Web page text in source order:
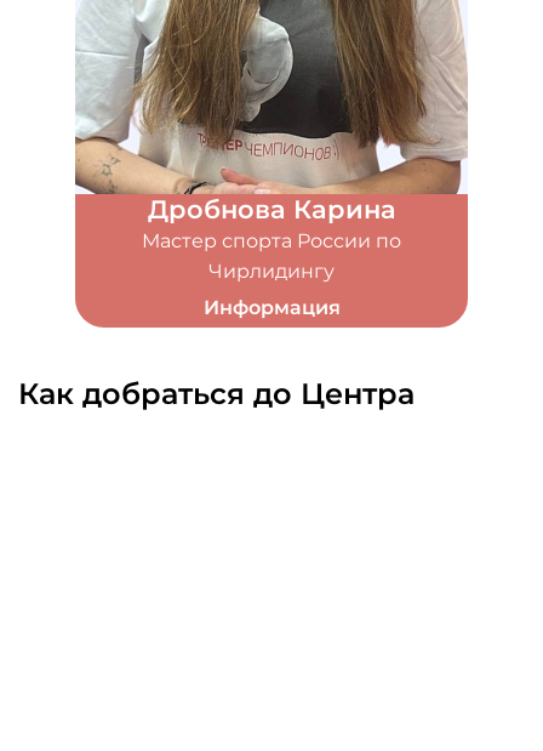
Дробнова Карина
Мастер спорта России по
Чирлидингу
Информация
Как добраться до Центра